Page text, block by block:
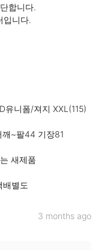
합니다.
니다.
80,000원 택배별도
3 months ago